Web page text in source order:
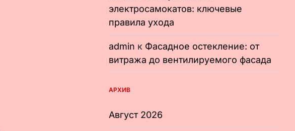
электросамокатов: ключевые
правила ухода
admin к Фасадное остекление: от
витража до вентилируемого фасада
АРХИВ
Август 2026